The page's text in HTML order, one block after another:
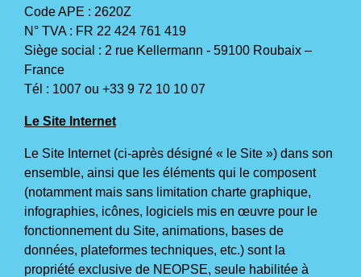
Code APE : 2620Z
N° TVA : FR 22 424 761 419
Siège social : 2 rue Kellermann - 59100 Roubaix –
France
Tél : 1007 ou +33 9 72 10 10 07
Le Site Internet
Le Site Internet (ci-après désigné « le Site ») dans son
ensemble, ainsi que les éléments qui le composent
(notamment mais sans limitation charte graphique,
infographies, icônes, logiciels mis en œuvre pour le
fonctionnement du Site, animations, bases de
données, plateformes techniques, etc.) sont la
propriété exclusive de NEOPSE, seule habilitée à